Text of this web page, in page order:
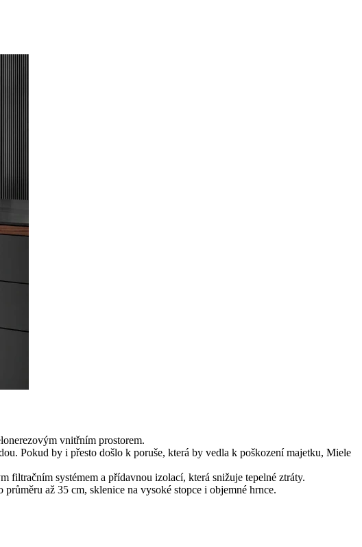
vnitřním prostorem.
Pokud by i přesto došlo k poruše, která by vedla k poškození majetku, Miele
filtračním systémem a přídavnou izolací, která snižuje tepelné ztráty.
až 35 cm, sklenice na vysoké stopce i objemné hrnce.